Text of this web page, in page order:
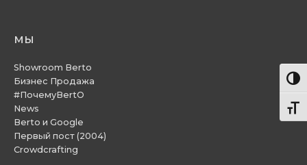
мы
Showroom Berto
Бизнес Продажа
#ПочемуBertO
News
Berto и Google
Первый пост (2004)
Crowdcrafting